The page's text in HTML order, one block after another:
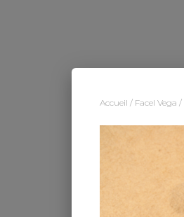
Accueil / Facel Vega /